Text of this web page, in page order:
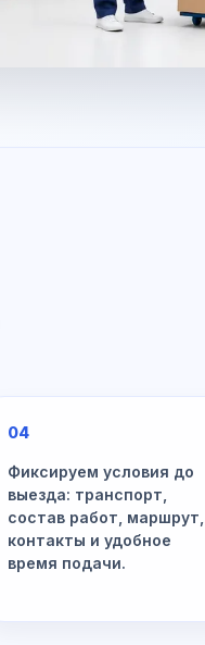
04
Фиксируем условия до
выезда: транспорт,
состав работ, маршрут,
контакты и удобное
время подачи.